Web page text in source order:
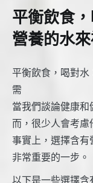
平衡飲食
營養的水
平衡飲食，喝對水
需
當我們談論健康
而，很少人會考慮
事實上，選擇含有
非常重要的一步。
以下是一些選擇含